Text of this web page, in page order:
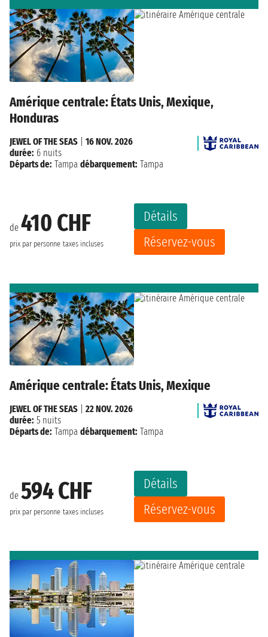
Amérique centrale: États Unis, Mexique,
Honduras
de 410 CHF
prix par personne taxes incluses
Détails
Réservez-vous
JEWEL OF THE SEAS
16 NOV. 2026
durée: 6 nuits
Départs de: Tampa débarquement: Tampa
Amérique centrale: États Unis, Mexique
de 594 CHF
prix par personne taxes incluses
Détails
Réservez-vous
JEWEL OF THE SEAS
22 NOV. 2026
durée: 5 nuits
Départs de: Tampa débarquement: Tampa